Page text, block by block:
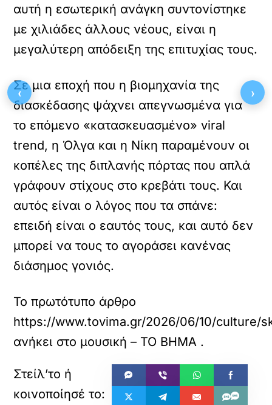
αυτή η εσωτερική ανάγκη συντονίστηκε
με χιλιάδες άλλους νέους, είναι η
μεγαλύτερη απόδειξη της επιτυχίας τους.
Σε μια εποχή που η βιομηχανία της
διασκέδασης ψάχνει απεγνωσμένα για
το επόμενο «κατασκευασμένο» viral
trend, η Όλγα και η Νίκη παραμένουν οι
κοπέλες της διπλανής πόρτας που απλά
γράφουν στίχους στο κρεβάτι τους. Και
αυτός είναι ο λόγος που τα σπάνε:
επειδή είναι ο εαυτός τους, και αυτό δεν
μπορεί να τους το αγοράσει κανένας
διάσημος γονιός.
Το πρωτότυπο άρθρο
https://www.tovima.gr/2026/06/10/culture/
ανήκει στο μουσική – ΤΟ ΒΗΜΑ .
‹ ›